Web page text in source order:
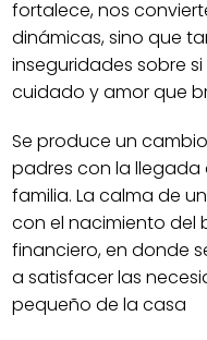
fortalece, nos
dinámicas, sino que
inseguridades sobre
cuidado y amor que
Se produce un
padres con la llegada
familia. La calma de
con el nacimiento del
financiero, en donde
a satisfacer las
pequeño de la casa